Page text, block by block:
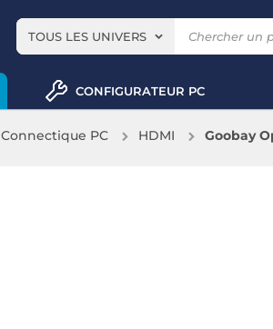
TOUS LES UNIVERS
CONFIGURATEUR PC
Connectique PC HDMI Goobay